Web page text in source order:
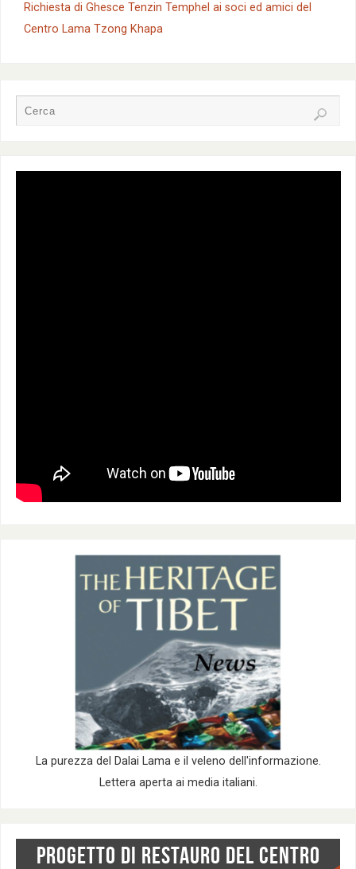
Richiesta di Ghesce Tenzin Temphel ai soci ed amici del
Centro Lama Tzong Khapa
La purezza del Dalai Lama e il veleno dell'informazione.
Lettera aperta ai media italiani.
PROGETTO DI RESTAURO DEL CENTRO